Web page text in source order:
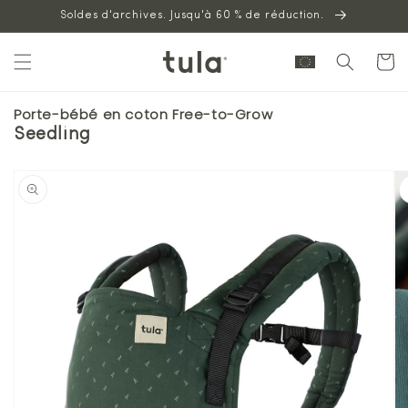
Aller au
contenu
Soldes d'archives. Jusqu'à 60 % de réduction.
Panier
Porte-bébé en coton Free-to-Grow
Seedling
sur les